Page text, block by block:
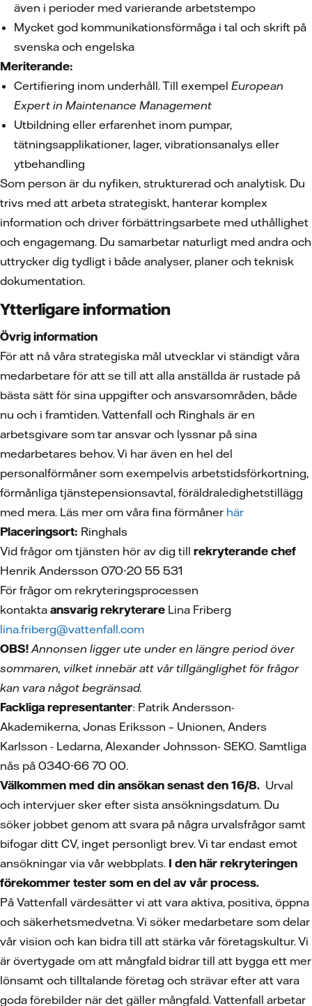
även i perioder med varierande arbetstempo
Mycket god kommunikationsförmåga i tal och skrift på
svenska och engelska
Meriterande:
Certifiering inom underhåll. Till exempel European
Expert in Maintenance Management
Utbildning eller erfarenhet inom pumpar,
tätningsapplikationer, lager, vibrationsanalys eller
ytbehandling
Som person är du nyfiken, strukturerad och analytisk. Du
trivs med att arbeta strategiskt, hanterar komplex
information och driver förbättringsarbete med uthållighet
och engagemang. Du samarbetar naturligt med andra och
uttrycker dig tydligt i både analyser, planer och teknisk
dokumentation.
Ytterligare information
Övrig information
För att nå våra strategiska mål utvecklar vi ständigt våra
medarbetare för att se till att alla anställda är rustade på
bästa sätt för sina uppgifter och ansvarsområden, både
nu och i framtiden. Vattenfall och Ringhals är en
arbetsgivare som tar ansvar och lyssnar på sina
medarbetares behov. Vi har även en hel del
personalförmåner som exempelvis arbetstidsförkortning,
förmånliga tjänstepensionsavtal, föräldraledighetstillägg
med mera. Läs mer om våra fina förmåner här
Placeringsort: Ringhals
Vid frågor om tjänsten hör av dig till rekryterande chef
Henrik Andersson 070-20 55 531
För frågor om rekryteringsprocessen
kontakta ansvarig rekryterare Lina Friberg
lina.friberg@vattenfall.com
OBS! Annonsen ligger ute under en längre period över
sommaren, vilket innebär att vår tillgänglighet för frågor
kan vara något begränsad.
Fackliga representanter: Patrik Andersson-
Akademikerna, Jonas Eriksson – Unionen, Anders
Karlsson - Ledarna, Alexander Johnsson- SEKO. Samtliga
nås på 0340-66 70 00.
Välkommen med din ansökan senast den 16/8. Urval
och intervjuer sker efter sista ansökningsdatum. Du
söker jobbet genom att svara på några urvalsfrågor samt
bifogar ditt CV, inget personligt brev. Vi tar endast emot
ansökningar via vår webbplats. I den här rekryteringen
förekommer tester som en del av vår process.
På Vattenfall värdesätter vi att vara aktiva, positiva, öppna
och säkerhetsmedvetna. Vi söker medarbetare som delar
vår vision och kan bidra till att stärka vår företagskultur. Vi
är övertygade om att mångfald bidrar till att bygga ett mer
lönsamt och tilltalande företag och strävar efter att vara
goda förebilder när det gäller mångfald. Vattenfall arbetar